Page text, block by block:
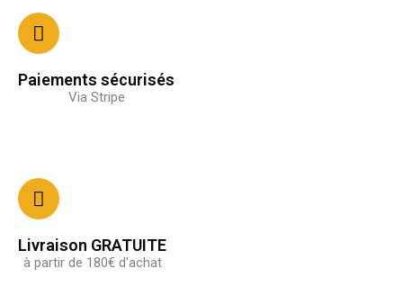
Paiements sécurisés
Via Stripe
Livraison GRATUITE
à partir de 180€ d'achat